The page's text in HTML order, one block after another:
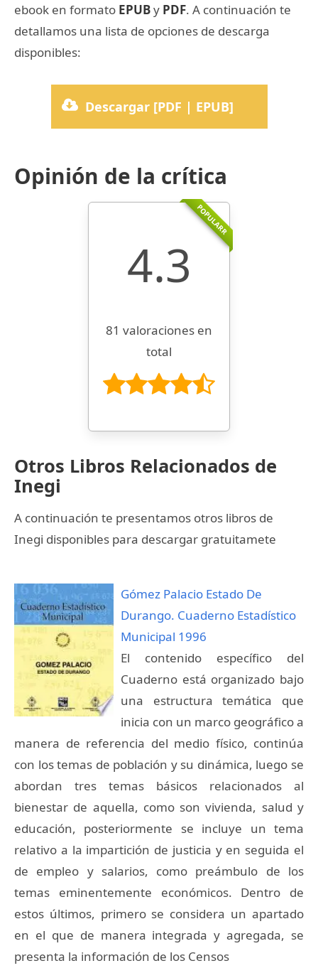
ebook en formato EPUBy PDF. A continuación te
detallamos una lista de opciones de descarga
disponibles:
Descargar [PDF | EPUB]
Opinión de la crítica
POPULARR
4.3
81 valoraciones en
total
Otros Libros Relacionados de
Inegi
A continuación te presentamos otros libros de
Inegi disponibles para descargar gratuitamete
Gómez Palacio Estado De
Durango. Cuaderno Estadístico
Municipal 1996
El contenido específico del
Cuaderno está organizado bajo
una estructura temática que
inicia con un marco geográfico a
manera de referencia del medio físico, continúa
con los temas de población y su dinámica, luego se
abordan tres temas básicos relacionados al
bienestar de aquella, como son vivienda, salud y
educación, posteriormente se incluye un tema
relativo a la impartición de justicia y en seguida el
de empleo y salarios, como preámbulo de los
temas eminentemente económicos. Dentro de
estos últimos, primero se considera un apartado
en el que de manera integrada y agregada, se
presenta la información de los Censos